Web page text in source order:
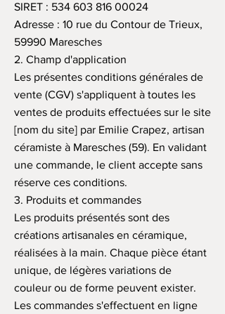
SIRET : 534 603 816 00024
Adresse : 10 rue du Contour de Trieux,
59990 Maresches
2. Champ d'application
Les présentes conditions générales de
vente (CGV) s'appliquent à toutes les
ventes de produits effectuées sur le site
[nom du site] par Emilie Crapez, artisan
céramiste à Maresches (59). En validant
une commande, le client accepte sans
réserve ces conditions.
3. Produits et commandes
Les produits présentés sont des
créations artisanales en céramique,
réalisées à la main. Chaque pièce étant
unique, de légères variations de
couleur ou de forme peuvent exister.
Les commandes s'effectuent en ligne